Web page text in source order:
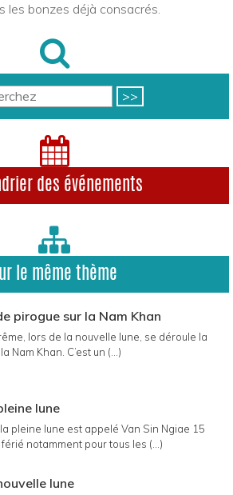
les bonzes déjà consacrés.
des événements
le même thème
pirogue sur la Nam Khan
lors de la nouvelle lune, se déroule la
Nam Khan. C’est un (...)
lune
pleine lune est appelé Van Sin Ngiae 15
notamment pour tous les (...)
lune